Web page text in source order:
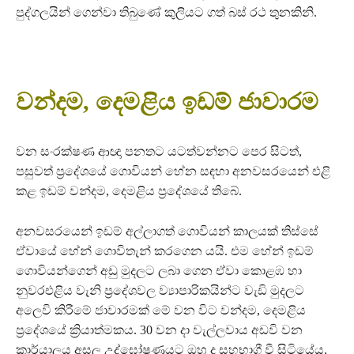
පුද්ගලයින් ගෙන්වා තිබුණේ කුලියට ගත් බස් රථ තුනකිනි.
වන්දම, දෙමළිය ඉඩම් ජාවාරම
වන සංරක්ෂණ ආඥා පනතට යටත්වන්නට පෙර සිටත්,
පසුවත් ප්‍රදේශයේ ගොවියන් හේන සඳහා අනවසරයෙන් එළි
කළ ඉඩම් වන්දම, දෙමළිය ප්‍රදේශයේ තිබේ.
අනවසරයෙන් ඉඩම් අල්ලාගත් ගොවියන් කාලයක් තිස්සේ
ඒවායේ හේන් ගොවිතැන් කරගෙන යයි. එම හේන් ඉඩම්
ගොවියන්ගෙන් අඩු මුදලට ලබා ගෙන ඒවා කොළඹ හා
නුවරඑළිය වැනි ප්‍රදේශවල ව්‍යාපාරිකයින්ට වැඩි මුදලට
අලෙවි කිරීමේ ජාවාරමක් මේ වන විට වන්දම, දෙමළිය
ප්‍රදේශයේ ක්‍රියාත්මකය. 30 වන දා වැල්ලවාය අඩවි වන
කාර්යාලය අසල උද්ඝෝෂණයට ඔහු ද සහභාගී වී සිටියේය.